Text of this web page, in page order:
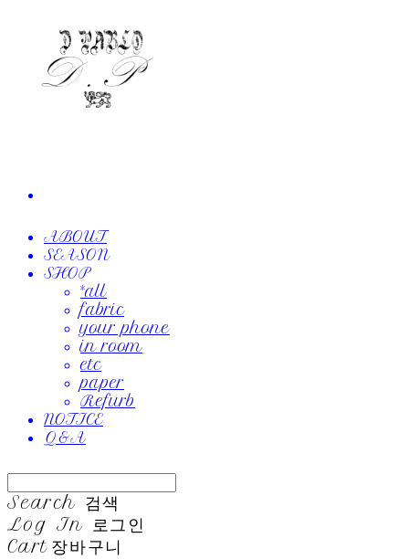
ABOUT
SEASON
SHOP
*all
fabric
your phone
in room
etc
paper
Refurb
NOTICE
Q&A
Search 검색
Log In 로그인
Cart 장바구니